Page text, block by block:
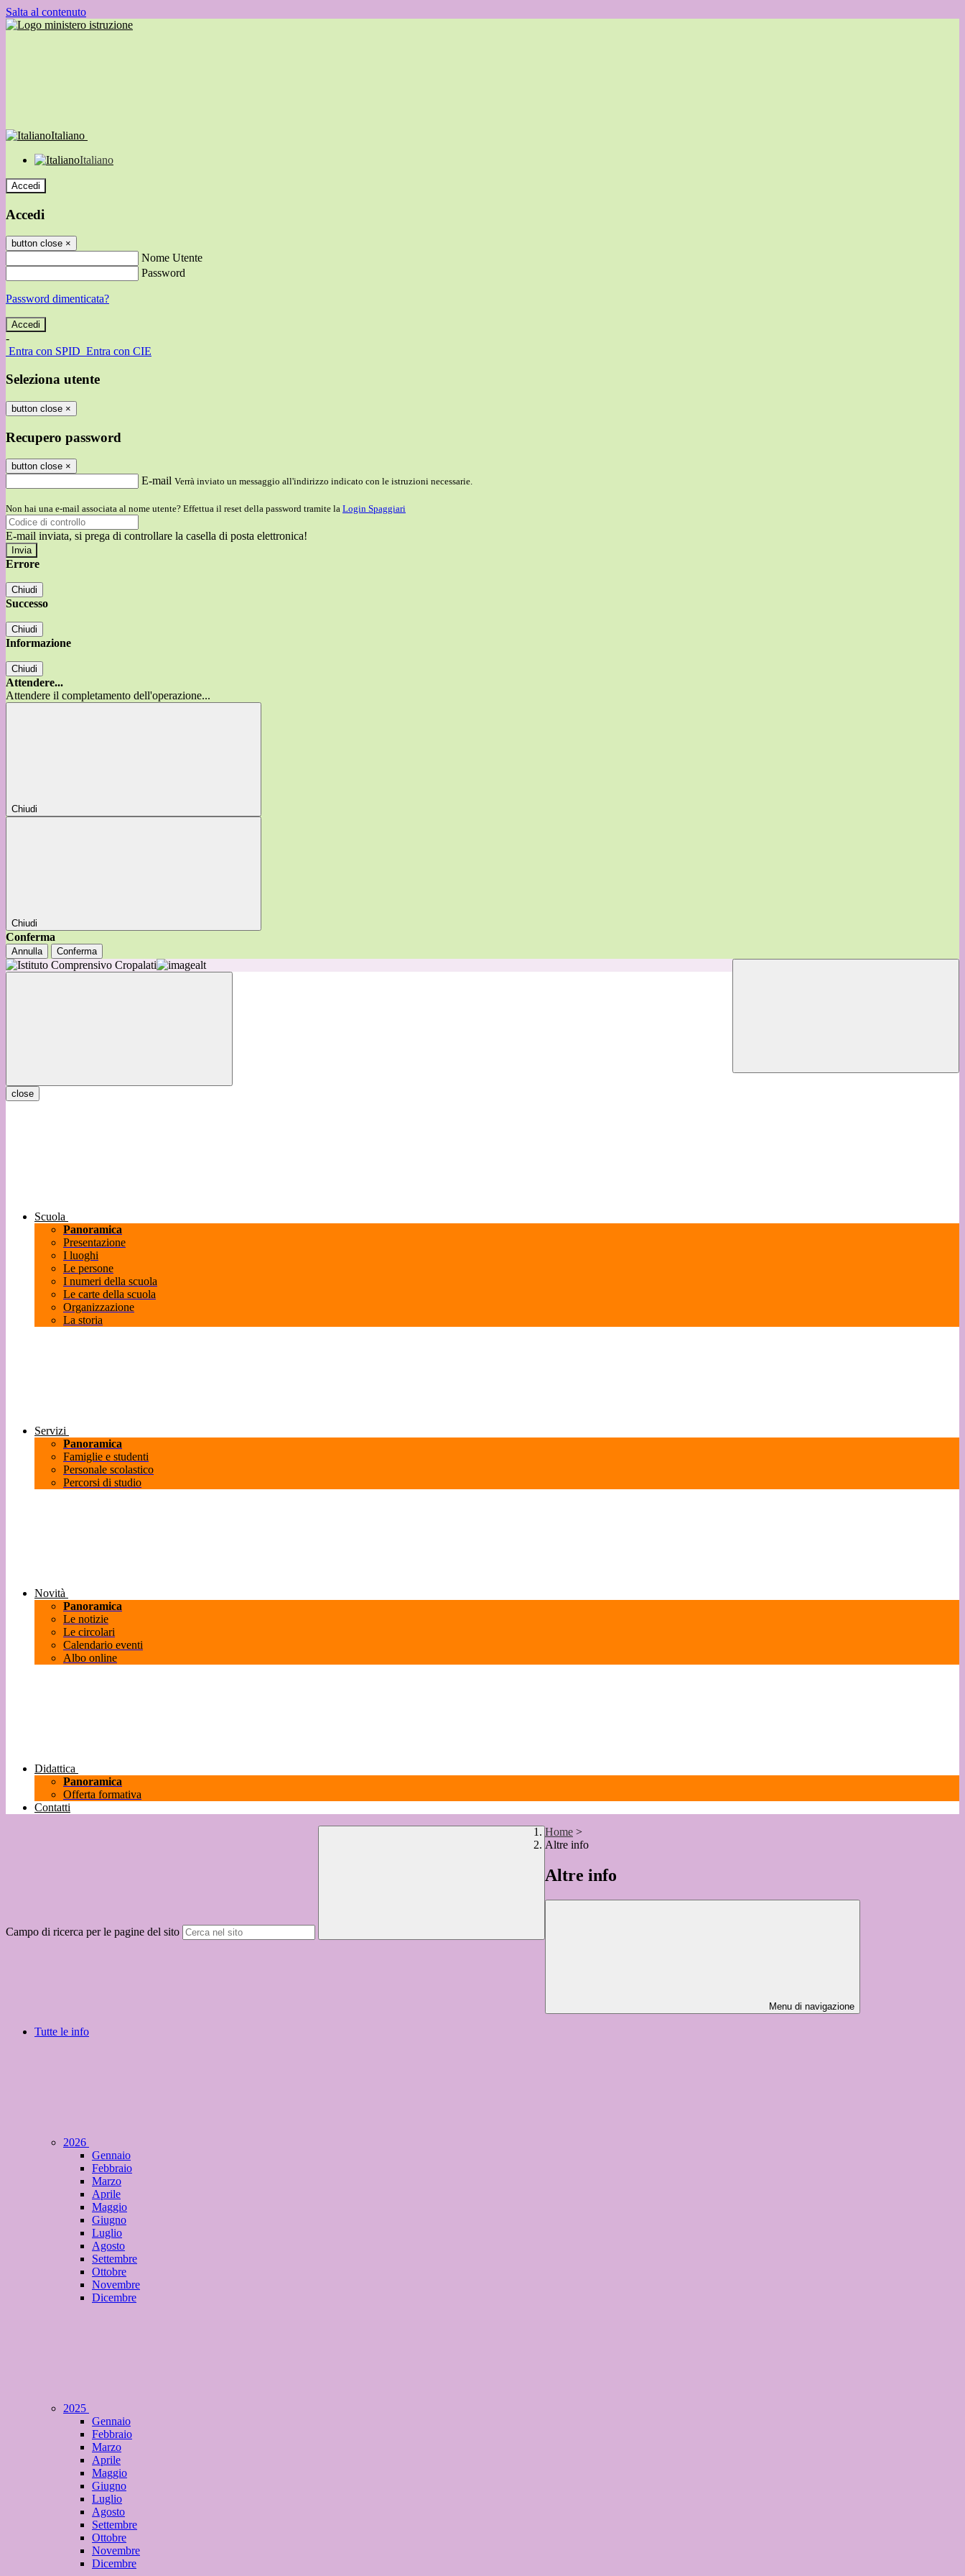
Salta al contenuto
Italiano
Italiano
Accedi
Accedi
button close ×
Nome Utente
Password
Password dimenticata?
-
Entra con SPID Entra con CIE
Seleziona utente
button close ×
Recupero password
button close ×
E-mail Verrà inviato un messaggio all'indirizzo indicato con le istruzioni necessarie.
Non hai una e-mail associata al nome utente? Effettua il reset della password tramite la Login Spaggiari
E-mail inviata, si prega di controllare la casella di posta elettronica!
Errore
Chiudi
Successo
Chiudi
Informazione
Chiudi
Attendere...
Attendere il completamento dell'operazione...
Chiudi
Chiudi
Conferma
Annulla Conferma
close
Scuola
Panoramica
Presentazione
I luoghi
Le persone
I numeri della scuola
Le carte della scuola
Organizzazione
La storia
Servizi
Panoramica
Famiglie e studenti
Personale scolastico
Percorsi di studio
Novità
Panoramica
Le notizie
Le circolari
Calendario eventi
Albo online
Didattica
Panoramica
Offerta formativa
Contatti
Campo di ricerca per le pagine del sito
Home >
Altre info
Altre info
Menu di navigazione
Tutte le info
2026
Gennaio
Febbraio
Marzo
Aprile
Maggio
Giugno
Luglio
Agosto
Settembre
Ottobre
Novembre
Dicembre
2025
Gennaio
Febbraio
Marzo
Aprile
Maggio
Giugno
Luglio
Agosto
Settembre
Ottobre
Novembre
Dicembre